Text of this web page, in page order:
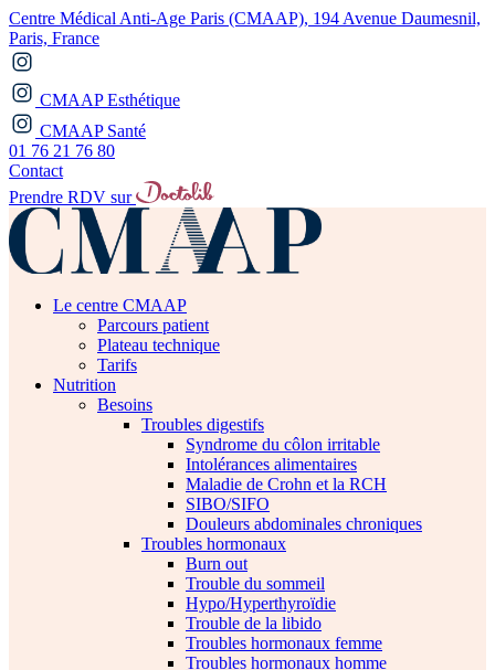
Centre Médical Anti-Age Paris (CMAAP), 194 Avenue Daumesnil,
Paris, France
CMAAP Esthétique
CMAAP Santé
01 76 21 76 80
Contact
Prendre RDV sur
Le centre CMAAP
Parcours patient
Plateau technique
Tarifs
Nutrition
Besoins
Troubles digestifs
Syndrome du côlon irritable
Intolérances alimentaires
Maladie de Crohn et la RCH
SIBO/SIFO
Douleurs abdominales chroniques
Troubles hormonaux
Burn out
Trouble du sommeil
Hypo/Hyperthyroïdie
Trouble de la libido
Troubles hormonaux femme
Troubles hormonaux homme